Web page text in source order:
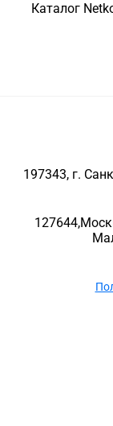
Каталог
197343, г.
127644,